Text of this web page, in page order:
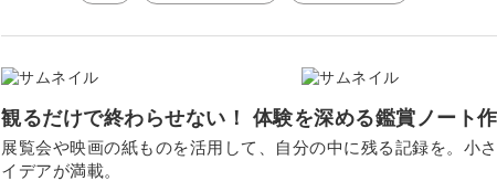
観るだけで終わらせない！ 体験を深める鑑賞ノート
展覧会や映画の紙ものを活用して、自分の中に残る記録を。小
イデアが満載。